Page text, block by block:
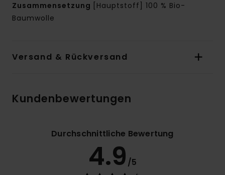
Zusammensetzung
[Hauptstoff] 100 % Bio-
Baumwolle
Versand & Rückversand
Kundenbewertungen
Durchschnittliche Bewertung
4.9 /5